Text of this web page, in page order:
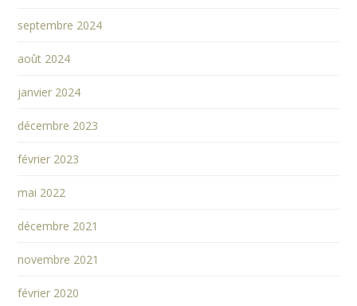
septembre 2024
août 2024
janvier 2024
décembre 2023
février 2023
mai 2022
décembre 2021
novembre 2021
février 2020